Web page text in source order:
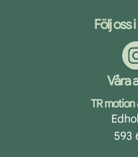
Följ oss
Våra
TR motion
593